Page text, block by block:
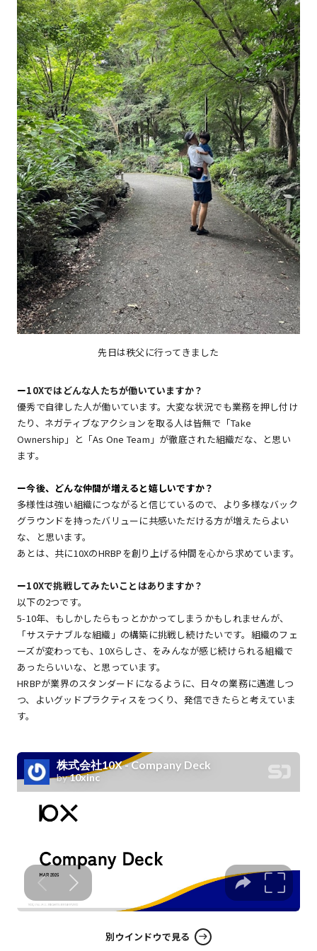
先日は秩父に行ってきました
ー10Xではどんな人たちが働いていますか？
優秀で自律した人が働いています。大変な状況でも業務を押し付け
たり、ネガティブなアクションを取る人は皆無で「Take
Ownership」と「As One Team」が徹底された組織だな、と思い
ます。
ー今後、どんな仲間が増えると嬉しいですか？
多様性は強い組織につながると信じているので、より多様なバック
グラウンドを持ったバリューに共感いただける方が増えたらよい
な、と思います。
あとは、共に10XのHRBPを創り上げる仲間を心から求めています。
ー10Xで挑戦してみたいことはありますか？
以下の2つです。
5-10年、もしかしたらもっとかかってしまうかもしれませんが、
「サステナブルな組織」の構築に挑戦し続けたいです。組織のフェ
ーズが変わっても、10Xらしさ、をみんなが感じ続けられる組織で
あったらいいな、と思っています。
HRBPが業界のスタンダードになるように、日々の業務に邁進しつ
つ、よいグッドプラクティスをつくり、発信できたらと考えていま
す。
別ウインドウで見る